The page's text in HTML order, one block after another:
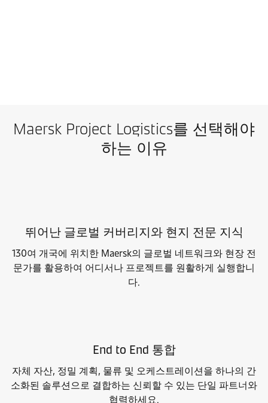
Maersk Project Logistics를 선택해야
하는 이유
뛰어난 글로벌 커버리지와 현지 전문 지식
130여 개국에 위치한 Maersk의 글로벌 네트워크와 현장 전
문가를 활용하여 어디서나 프로젝트를 원활하게 실행합니
다.
End to End 통합
자체 자산, 정밀 계획, 물류 및 오케스트레이션을 하나의 간
소화된 솔루션으로 결합하는 신뢰할 수 있는 단일 파트너와
협력하세요.